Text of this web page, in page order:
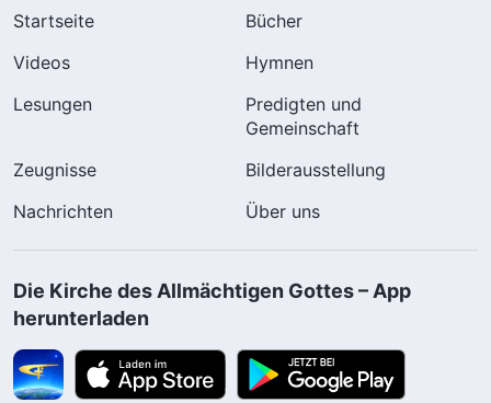
Startseite
Bücher
Videos
Hymnen
Lesungen
Predigten und
Gemeinschaft
Zeugnisse
Bilderausstellung
Nachrichten
Über uns
Die Kirche des Allmächtigen Gottes – App
herunterladen